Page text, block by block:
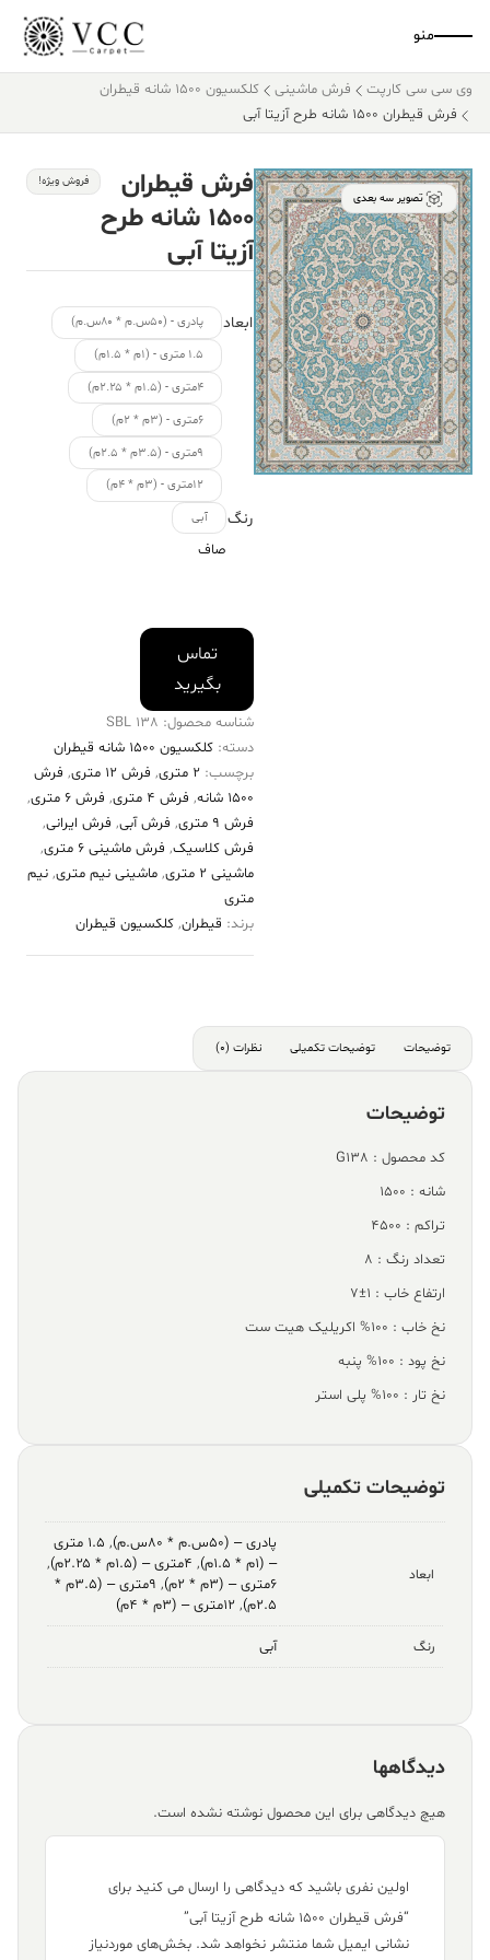
منو
وی سی سی کارپت فرش ماشینی
کلکسیون ۱۵۰۰ شانه قیطران
فرش قیطران ۱۵۰۰ شانه طرح آزیتا آبی
تصویر سه بعدی
فرش قیطران
۱۵۰۰ شانه طرح
آزیتا آبی
فروش ویژه!
ابعاد
پادری - (۵۰س.م * ۸۰س.م)
۱.۵ متری - (۱م * ۱.۵م)
۴متری - (۱.۵م * ۲.۲۵م)
۶متری - (۳م * ۲م)
۹متری - (۳.۵م * ۲.۵م)
۱۲متری - (۳م * ۴م)
رنگ آبی
صاف
تماس
بگیرید
شناسه محصول: 138 SBL
دسته: کلکسیون ۱۵۰۰ شانه قیطران
برچسب: 2 متری , فرش 12 متری , فرش
۱۵۰۰ شانه
, فرش 4 متری , فرش 6 متری
,
فرش 9 متری
, فرش آبی, فرش ایرانی,
فرش کلاسیک, فرش ماشینی 6 متری
,
ماشینی 2 متری
, ماشینی نیم متری, نیم
متری
برند: قیطران, کلکسیون قیطران
توضیحات توضیحات تکمیلی نظرات (0)
توضیحات
کد محصول : G138
شانه : 1500
تراکم : 4500
تعداد رنگ : 8
ارتفاع خاب : 1±7
نخ خاب : 100% اکریلیک هیت ست
نخ پود : 100% پنبه
نخ تار : 100% پلی استر
توضیحات تکمیلی
ابعاد
پادری – (۵۰س.م * ۸۰س.م) ,
۱.۵ متری
– (۱م * ۱.۵م)
, ۴متری – (۱.۵م * ۲.۲۵م)
,
۶متری – (۳م * ۲م)
,
۹متری – (۳.۵م *
۲.۵م)
, ۱۲متری – (۳م * ۴م)
رنگ آبی
دیدگاهها
هیچ دیدگاهی برای این محصول نوشته نشده است.
اولین نفری باشید که دیدگاهی را ارسال می کنید برای
“فرش قیطران ۱۵۰۰ شانه طرح آزیتا آبی”
نشانی ایمیل شما منتشر نخواهد شد. بخش‌های موردنیاز